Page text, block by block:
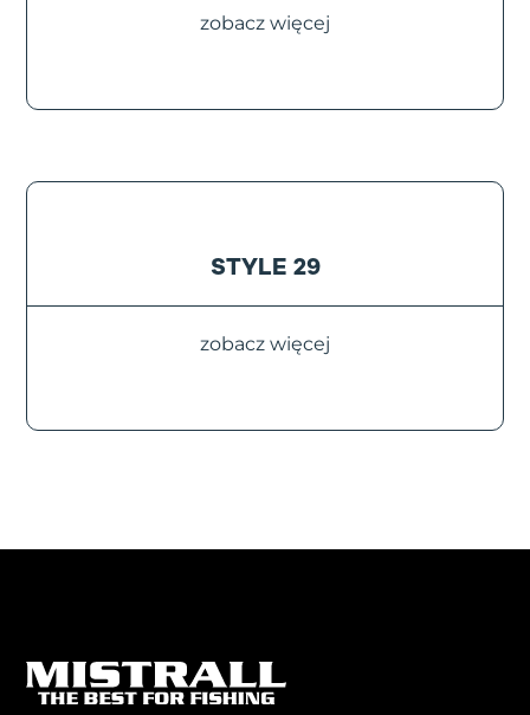
zobacz więcej
STYLE 29
zobacz więcej